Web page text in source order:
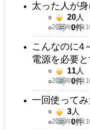
太った人が
2026年06月
20人
0件
こんなのに4
電源を必要
2026年06月
11人
0件
一回使って
2026年06月
3人
0件